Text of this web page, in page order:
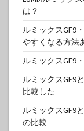
は？
ルミックスGF9
やすくなる方法
ルミックスGF9
ルミックスGF9
比較した
ルミックスGF9
の比較